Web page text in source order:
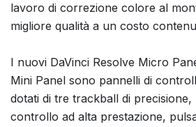
lavoro di correzione colore al
migliore qualità a un costo
I nuovi DaVinci Resolve Micro
Mini Panel sono pannelli di
dotati di tre trackball di precisione,
controllo ad alta prestazione,